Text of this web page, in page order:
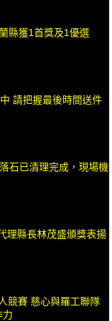
縣獲1首獎及1優選
請把握最後時間送件
石已清理完成，現場機
理縣長林茂盛頒獎表揚
競賽 慈心與羅工聯隊
力